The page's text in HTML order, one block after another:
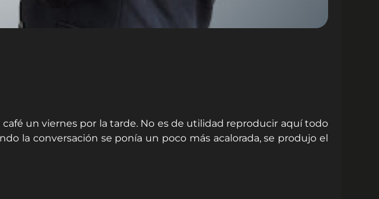
un viernes por la tarde. No es de utilidad reproducir aquí todo
la conversación se ponía un poco más acalorada, se produjo el